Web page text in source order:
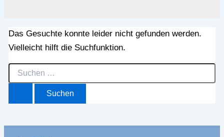
Das Gesuchte konnte leider nicht gefunden werden.
Vielleicht hilft die Suchfunktion.
Suchen
nach: